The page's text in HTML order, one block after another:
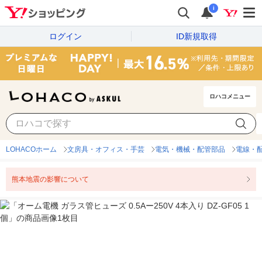
i
ログイン ID新規取得
ロハコメニュー
LOHACOホーム 文房具・オフィス・手芸 電気・機械・配管部品 電線・
熊本地震の影響について